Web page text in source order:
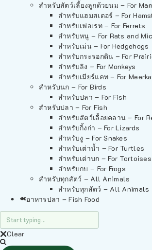
สำหรับสัตว์เลี้ยงลูกด้วยนม – For
สำหรับแฮมสเตอร์ – For
สำหรับเฟอเรท – For Ferrets
สำหรับหนู – For Rats and
สำหรับเม่น – For Hedgehogs
สำหรับกระรอกดิน – For
สำหรับลิง – For Monkeys
สำหรับเมียร์แคท – For
สำหรับนก – For Birds
สำหรับปลา – For Fish
สำหรับปลา – For Fish
สำหรับสัตว์เลื้อยคลาน – For
สำหรับกิ้งก่า – For Lizards
สำหรับงู – For Snakes
สำหรับเต่าน้ำ – For Turtles
สำหรับเต่าบก – For Tortoises
สำหรับกบ – For Frogs
สำหรับทุกสัตว์ – All Animals
สำหรับทุกสัตว์ – All Animals
อาหารปลา – Fish Food
Clear